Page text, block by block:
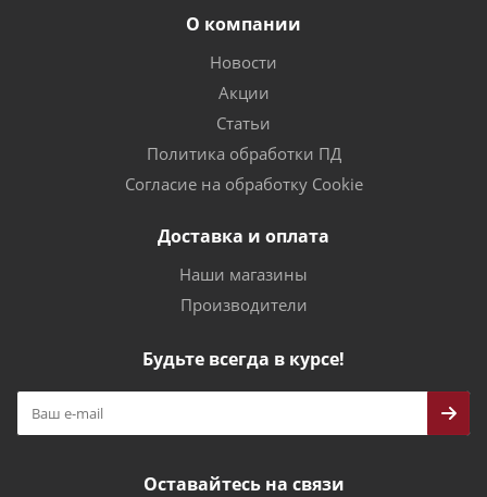
О компании
Новости
Акции
Статьи
Политика обработки ПД
Согласие на обработку Cookie
Доставка и оплата
Наши магазины
Производители
Будьте всегда в курсе!
Оставайтесь на связи